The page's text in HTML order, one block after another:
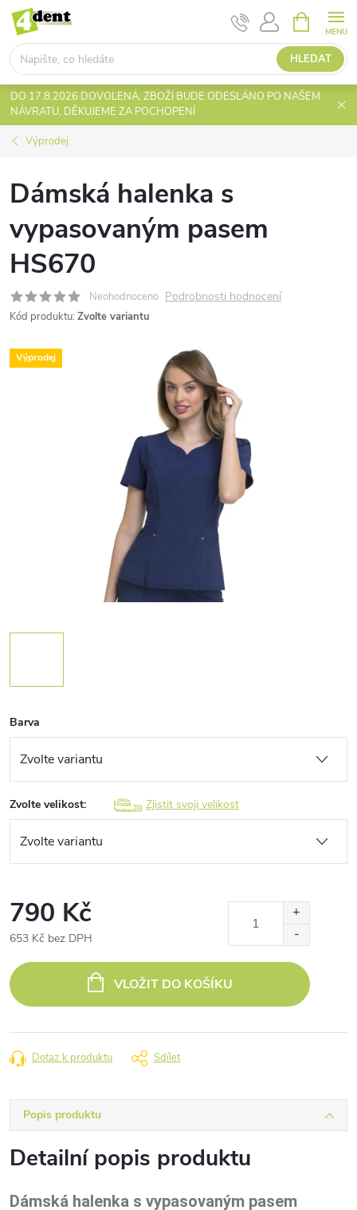
Přejít
obsah
HLEDAT
NÁKUPNÍ
KOŠÍK
DO 17.8.2026 DOVOLENÁ, ZBOŽÍ BUDE ODESLÁNO PO NAŠEM
NÁVRATU, DĚKUJEME ZA POCHOPENÍ
Výprodej
Dámská halenka s
vypasovaným pasem
HS670
Neohodnoceno Podrobnosti hodnocení
Kód produktu: Zvolte variantu
Výprodej
Barva
Zvolte velikost: Zjistit svoji velikost
790 Kč
653 Kč bez DPH
cena:
VLOŽIT DO KOŠÍKU
Dotaz k produktu Sdílet
Popis produktu
Detailní popis produktu
Dámská halenka s vypasovaným pasem